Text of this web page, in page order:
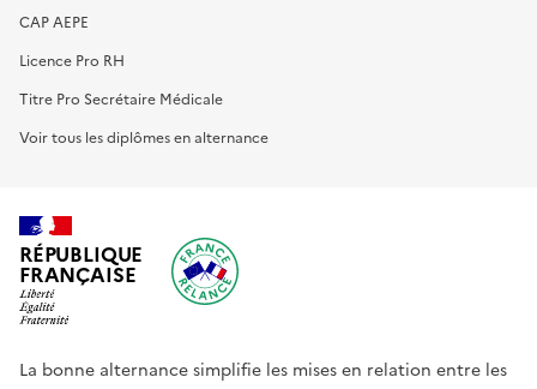
CAP AEPE
Licence Pro RH
Titre Pro Secrétaire Médicale
Voir tous les diplômes en alternance
RÉPUBLIQUE
FRANÇAISE
La bonne alternance simplifie les mises en relation entre les